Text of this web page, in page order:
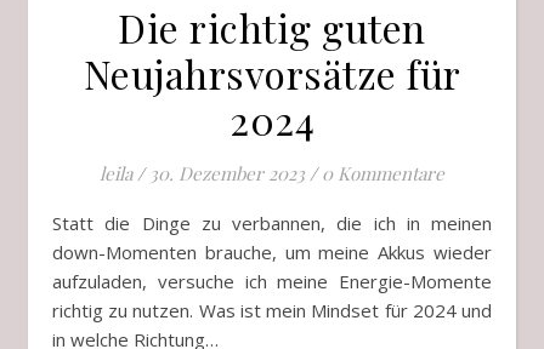
Die richtig guten
Neujahrsvorsätze für
2024
leila / 30. Dezember 2023 / 0 Kommentare
Statt die Dinge zu verbannen, die ich in meinen
down-Momenten brauche, um meine Akkus wieder
aufzuladen, versuche ich meine Energie-Momente
richtig zu nutzen. Was ist mein Mindset für 2024 und
in welche Richtung…